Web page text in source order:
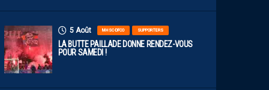
5 Août MHSC-DFCO SUPPORTERS
LA BUTTE PAILLADE DONNE RENDEZ-VOUS
POUR SAMEDI !